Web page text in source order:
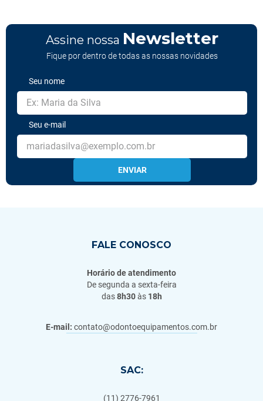
Assine nossa Newsletter
Fique por dentro de todas as nossas novidades
Seu nome
Seu e-mail
ENVIAR
FALE CONOSCO
Horário de atendimento
De segunda a sexta-feira
das8h30às 18h
E-mail: contato@odontoequipamentos.com.br
SAC:
(11) 2776-7961